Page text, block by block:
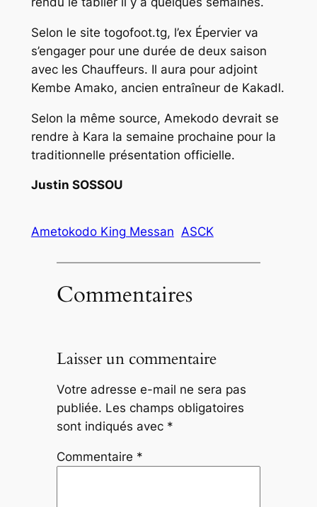
Selon le site togofoot.tg, l’ex Épervier va
s’engager pour une durée de deux saison
avec les Chauffeurs. Il aura pour adjoint
Kembe Amako, ancien entraîneur de Kakadl.
Selon la même source, Amekodo devrait se
rendre à Kara la semaine prochaine pour la
traditionnelle présentation officielle.
Justin SOSSOU
Ametokodo King Messan ASCK
Commentaires
Laisser un commentaire
Votre adresse e-mail ne sera pas
publiée. Les champs obligatoires
sont indiqués avec *
Commentaire *